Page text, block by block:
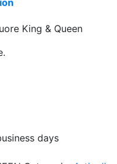
King & Queen
days